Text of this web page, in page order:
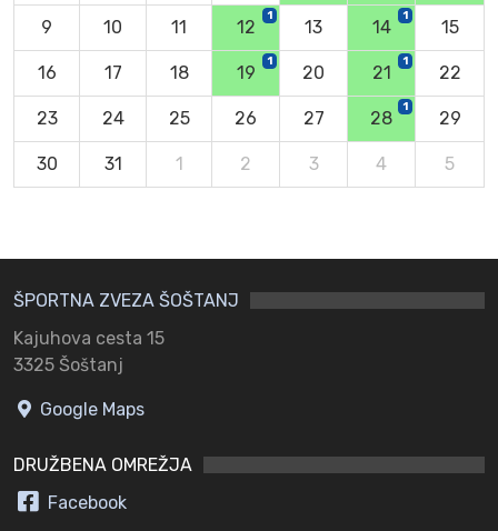
9 10 11 12
1
13 14
1
15
16 17 18 19
1
20 21
1
22
23 24 25 26 27 28
1
29
30 31 1 2 3 4 5
ŠPORTNA ZVEZA ŠOŠTANJ
Kajuhova cesta 15
3325 Šoštanj
Google Maps
DRUŽBENA OMREŽJA
Facebook